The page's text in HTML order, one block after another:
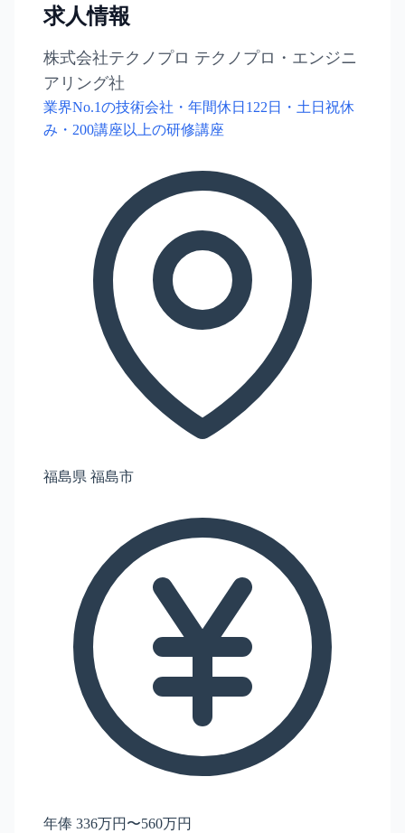
求人情報
株式会社テクノプロ テクノプロ・エンジニ
アリング社
業界No.1の技術会社・年間休日122日・土日祝休
み・200講座以上の研修講座
福島県 福島市
年俸 336万円〜560万円